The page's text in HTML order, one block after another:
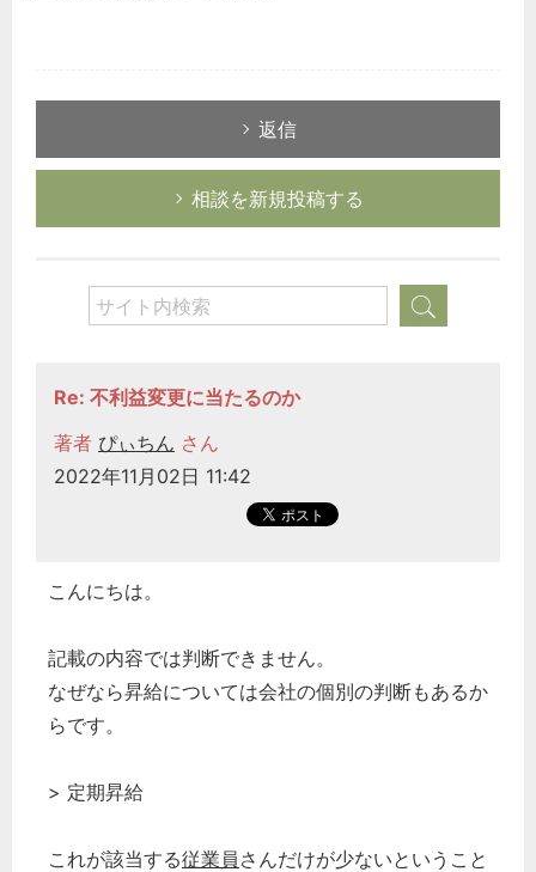
返信
相談を新規投稿する
Re: 不利益変更に当たるのか
著者 ぴぃちん さん
2022年11月02日 11:42
こんにちは。
記載の内容では判断できません。
なぜなら昇給については会社の個別の判断もあるか
らです。
> 定期昇給
これが該当する従業員 さんだけが少ないということ